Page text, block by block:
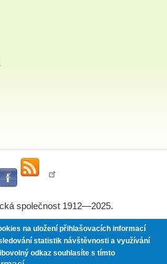
společnost 1912—2025.
byDrupal
na uložení přihlašovacích informací
statistik návštěvnosti a využívání
odkaz souhlasíte s tímto